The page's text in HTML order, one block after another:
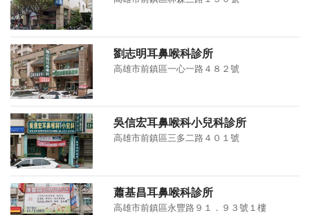
劉志明耳鼻喉科診所
高雄市前鎮區一心一路４８２號
吳信宏耳鼻喉科小兒科診所
高雄市前鎮區三多二路４０１號
蕭基昌耳鼻喉科診所
高雄市前鎮區永豐路９１．９３號１樓